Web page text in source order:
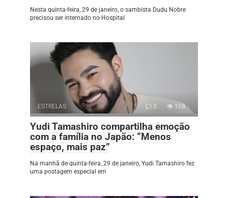
Nesta quinta-feira, 29 de janeiro, o sambista Dudu Nobre
precisou ser internado no Hospital
ESTRELAS 0 108
Yudi Tamashiro compartilha emoção
com a família no Japão: “Menos
espaço, mais paz”
Na manhã de quinta-feira, 29 de janeiro, Yudi Tamashiro fez
uma postagem especial em